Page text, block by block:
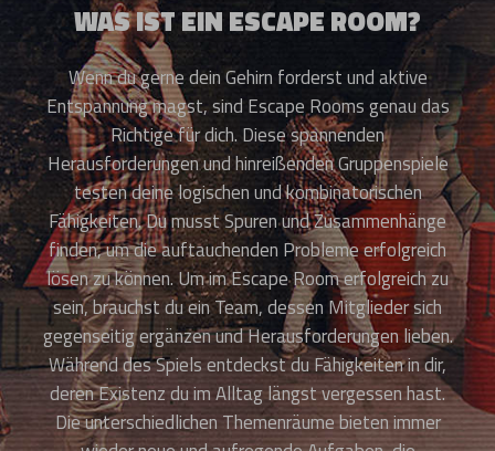
WAS IST EIN ESCAPE ROOM?
Wenn du gerne dein Gehirn forderst und aktive
Entspannung magst, sind Escape Rooms genau das
Richtige für dich. Diese spannenden
Herausforderungen und hinreißenden Gruppenspiele
testen deine logischen und kombinatorischen
Fähigkeiten. Du musst Spuren und Zusammenhänge
finden, um die auftauchenden Probleme erfolgreich
lösen zu können. Um im Escape Room erfolgreich zu
sein, brauchst du ein Team, dessen Mitglieder sich
gegenseitig ergänzen und Herausforderungen lieben.
Während des Spiels entdeckst du Fähigkeiten in dir,
deren Existenz du im Alltag längst vergessen hast.
Die unterschiedlichen Themenräume bieten immer